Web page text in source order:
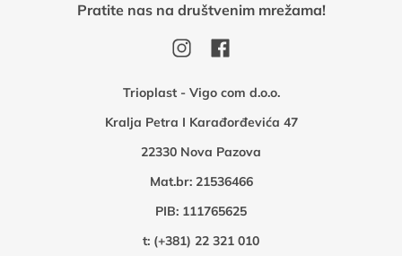
Trioplast - Vigo com d.o.o.
Kralja Petra I Karađorđevića 47
22330 Nova Pazova
Mat.br: 21536466
PIB: 111765625
t: (+381) 22 321 010
Pratite nas na društvenim mrežama!